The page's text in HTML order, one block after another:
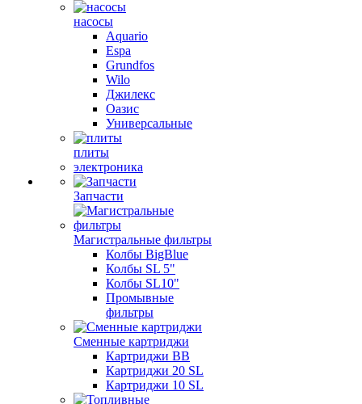
насосы
Aquario
Espa
Grundfos
Wilo
Джилекс
Оазис
Универсальные
плиты
электроника
Запчасти
Магистральные фильтры
Колбы BigBlue
Колбы SL 5"
Колбы SL10"
Промывные
фильтры
Сменные картриджи
Картриджи BB
Картриджи 20 SL
Картриджи 10 SL